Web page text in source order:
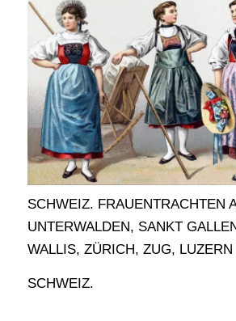
SCHWEIZ. FRAUENTRACHTEN
UNTERWALDEN, SANKT
WALLIS, ZÜRICH, ZUG,
SCHWEIZ.